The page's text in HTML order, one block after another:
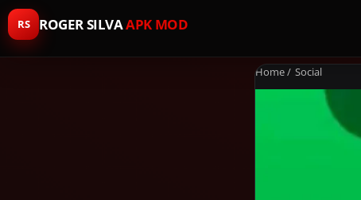
RS ROGER SILVAAPK MOD
Home/ Social